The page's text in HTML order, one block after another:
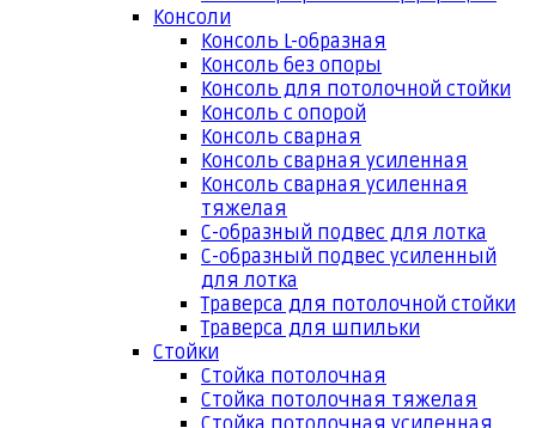
Консоли
Консоль L-образная
Консоль без опоры
Консоль для потолочной стойки
Консоль с опорой
Консоль сварная
Консоль сварная усиленная
Консоль сварная усиленная
тяжелая
С-образный подвес для лотка
С-образный подвес усиленный
для лотка
Траверса для потолочной стойки
Траверса для шпильки
Стойки
Стойка потолочная
Стойка потолочная тяжелая